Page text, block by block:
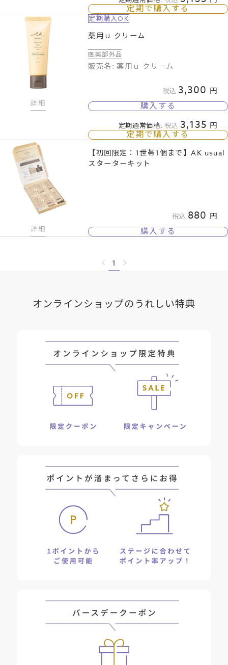
定期で購入する
詳細
定期購入OK
薬用ｕ クリーム
医薬部外品
販売名: 薬用ｕ クリーム
税込 3,300
購入する
定期通常価格: 税込 3,135
定期で購入する
詳細
【初回限定：1世帯1個まで】AK usual
スターターキット
税込 880
購入する
1
オンラインショップのうれしい特典